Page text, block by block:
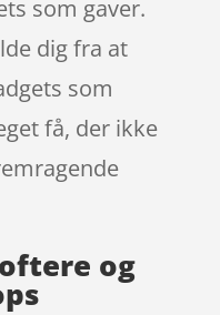
som gaver.
dig fra at
som
få, der ikke
og